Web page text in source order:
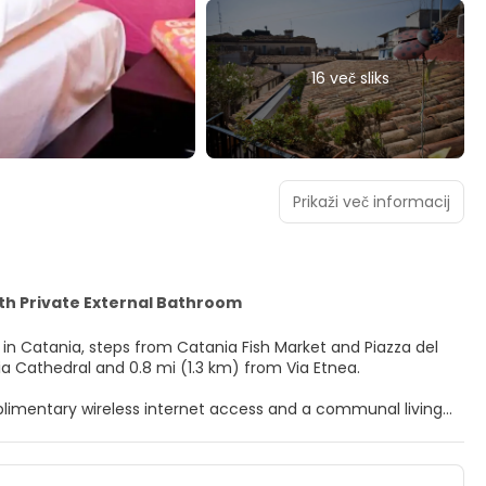
16 več sliks
Private External Bathroom
Catania, steps from Catania Fish Market and Piazza del
Cathedral and 0.8 mi (1.3 km) from Via Etnea.
wireless internet access and a communal living
wireless internet access is available to keep you
Prikaži več informacij